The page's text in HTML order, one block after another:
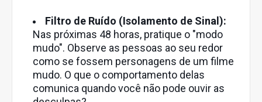
Filtro de Ruído (Isolamento de Sinal):
Nas próximas 48 horas, pratique o "modo
mudo". Observe as pessoas ao seu redor
como se fossem personagens de um filme
mudo. O que o comportamento delas
comunica quando você não pode ouvir as